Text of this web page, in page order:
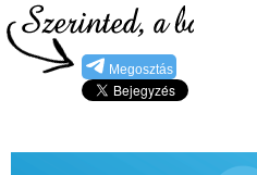
Megosztás